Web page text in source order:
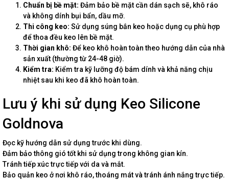
Chuẩn bị bề mặt: Đảm bảo bề mặt cần dán sạch sẽ, khô ráo
và không dính bụi bẩn, dầu mỡ.
Thi công keo: Sử dụng súng bắn keo hoặc dụng cụ phù hợp
để thoa đều keo lên bề mặt.
Thời gian khô: Để keo khô hoàn toàn theo hướng dẫn của nhà
sản xuất (thường từ 24-48 giờ).
Kiểm tra: Kiểm tra kỹ lưỡng độ bám dính và khả năng chịu
nhiệt sau khi keo đã khô hoàn toàn.
Lưu ý khi sử dụng Keo Silicone
Goldnova
Đọc kỹ hướng dẫn sử dụng trước khi dùng.
Đảm bảo thông gió tốt khi sử dụng trong không gian kín.
Tránh tiếp xúc trực tiếp với da và mắt.
Bảo quản keo ở nơi khô ráo, thoáng mát và tránh ánh nắng trực tiếp.